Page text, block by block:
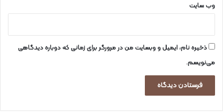
وب‌ سایت
ذخیره نام، ایمیل و وبسایت من در مرورگر برای زمانی که دوباره دیدگاهی
می‌نویسم.